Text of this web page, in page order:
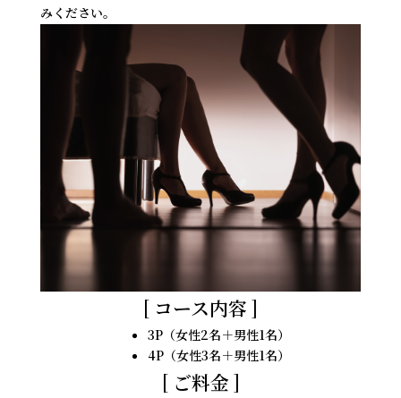
みください。
コース内容
3P（女性2名＋男性1名）
4P（女性3名＋男性1名）
ご料金